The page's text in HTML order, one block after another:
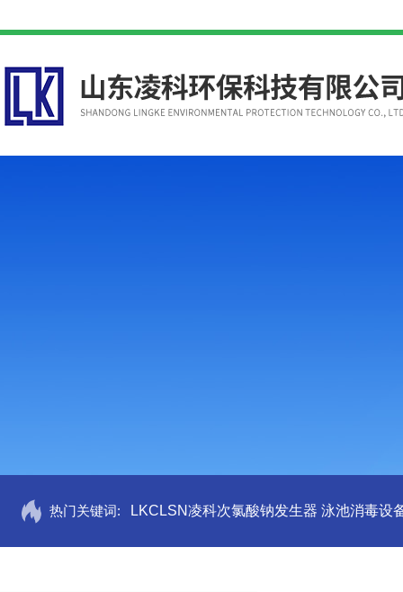
热门关键词: LKCLSN凌科次氯酸钠发生器 泳池消毒设